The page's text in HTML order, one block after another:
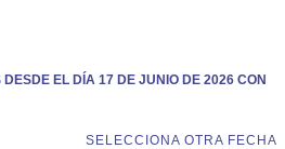
EL DÍA 17 DE JUNIO DE 2026 CON
SELECCIONA OTRA FECHA